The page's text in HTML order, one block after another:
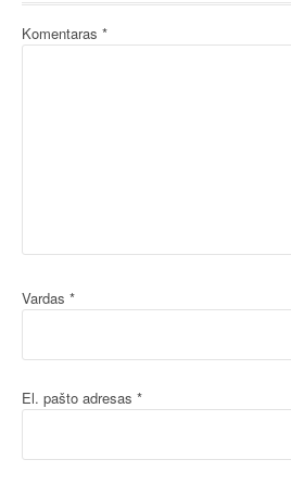
Komentaras *
Vardas *
El. pašto adresas *